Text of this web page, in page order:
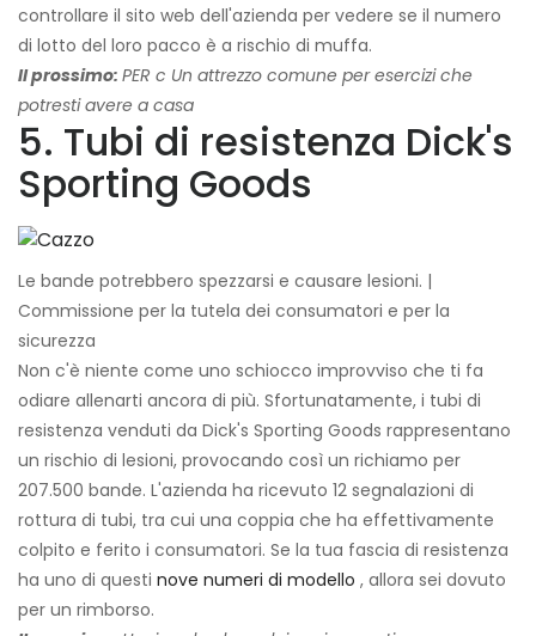
controllare il sito web dell'azienda per vedere se il numero
di lotto del loro pacco è a rischio di muffa.
Il prossimo: PER c Un attrezzo comune per esercizi che
potresti avere a casa
5. Tubi di resistenza Dick's
Sporting Goods
Le bande potrebbero spezzarsi e causare lesioni. |
Commissione per la tutela dei consumatori e per la
sicurezza
Non c'è niente come uno schiocco improvviso che ti fa
odiare allenarti ancora di più. Sfortunatamente, i tubi di
resistenza venduti da Dick's Sporting Goods rappresentano
un rischio di lesioni, provocando così un richiamo per
207.500 bande. L'azienda ha ricevuto 12 segnalazioni di
rottura di tubi, tra cui una coppia che ha effettivamente
colpito e ferito i consumatori. Se la tua fascia di resistenza
ha uno di questi nove numeri di modello , allora sei dovuto
per un rimborso.